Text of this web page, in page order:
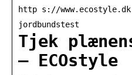
http s://
jordbundstest
Tjek
– ECOstyle